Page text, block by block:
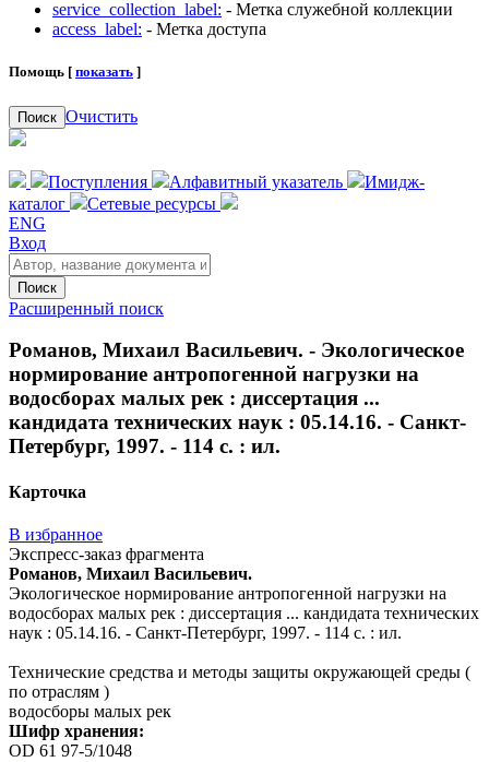
service_collection_label: - Метка служебной коллекции
access_label: - Метка доступа
Помощь [ показать ]
Поиск Очистить
Поступления Алфавитный указатель
Имидж-
каталог
Сетевые ресурсы
ENG
Вход
Поиск
Расширенный поиск
Романов, Михаил Васильевич. - Экологическое
нормирование антропогенной нагрузки на
водосборах малых рек : диссертация ...
кандидата технических наук : 05.14.16. - Санкт-
Петербург, 1997. - 114 с. : ил.
Карточка
В избранное
Экспресс-заказ фрагмента
Романов, Михаил Васильевич.
Экологическое нормирование антропогенной нагрузки на
водосборах малых рек : диссертация ... кандидата технических
наук : 05.14.16. - Санкт-Петербург, 1997. - 114 с. : ил.
Технические средства и методы защиты окружающей среды (
по отраслям )
водосборы малых рек
Шифр хранения:
OD 61 97-5/1048